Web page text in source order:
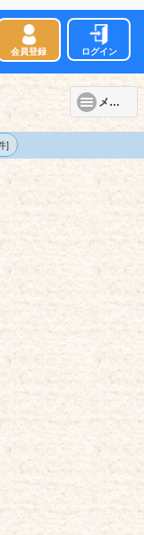
会員登録 ログイン
メニュー
]